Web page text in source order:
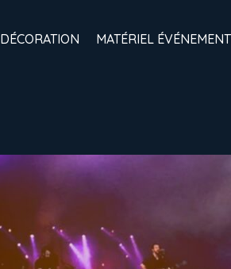
DÉCORATION MATÉRIEL